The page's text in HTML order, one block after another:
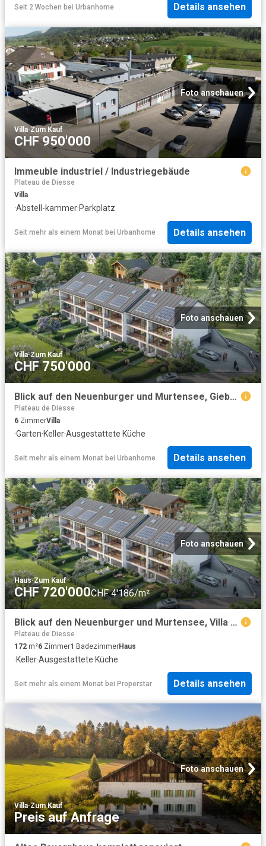
Seit 2 Wochen bei Urbanhome Details ansehen
Foto anschauen
Villa·Zum Kauf
CHF 950'000
Immeuble industriel / Industriegebäude
Plateau de Diesse
Villa
·Abstell-kammer·Parkplatz
Seit mehr als einem Monat bei Urbanhome Details ansehen
Foto anschauen
Villa·Zum Kauf
CHF 750'000
Blick auf den Neuenburger und Murtensee, Giebelvilla Lot F
Plateau de Diesse
6 ZimmerVilla
·Garten·Keller·Ausgestattete Küche
Seit mehr als einem Monat bei Urbanhome Details ansehen
Foto anschauen
Haus·Zum Kauf
CHF 720'000CHF 4'186/m²
Blick auf den Neuenburger und Murtensee, Villa Lot B
Plateau de Diesse
172 m²6 Zimmer1 BadezimmerHaus
·Keller·Ausgestattete Küche
Seit mehr als einem Monat bei Properstar Details ansehen
Foto anschauen
Villa·Zum Kauf
Preis auf Anfrage